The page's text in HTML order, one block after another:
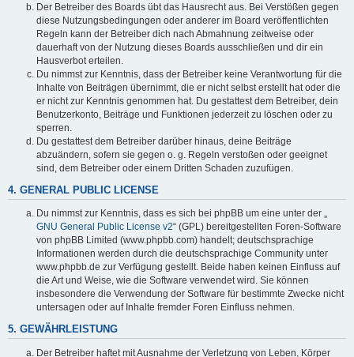
Der Betreiber des Boards übt das Hausrecht aus. Bei Verstößen gegen
diese Nutzungsbedingungen oder anderer im Board veröffentlichten
Regeln kann der Betreiber dich nach Abmahnung zeitweise oder
dauerhaft von der Nutzung dieses Boards ausschließen und dir ein
Hausverbot erteilen.
Du nimmst zur Kenntnis, dass der Betreiber keine Verantwortung für die
Inhalte von Beiträgen übernimmt, die er nicht selbst erstellt hat oder die
er nicht zur Kenntnis genommen hat. Du gestattest dem Betreiber, dein
Benutzerkonto, Beiträge und Funktionen jederzeit zu löschen oder zu
sperren.
Du gestattest dem Betreiber darüber hinaus, deine Beiträge
abzuändern, sofern sie gegen o. g. Regeln verstoßen oder geeignet
sind, dem Betreiber oder einem Dritten Schaden zuzufügen.
4. GENERAL PUBLIC LICENSE
Du nimmst zur Kenntnis, dass es sich bei phpBB um eine unter der „
GNU General Public License v2“ (GPL) bereitgestellten Foren-Software
von phpBB Limited (www.phpbb.com) handelt; deutschsprachige
Informationen werden durch die deutschsprachige Community unter
www.phpbb.de zur Verfügung gestellt. Beide haben keinen Einfluss auf
die Art und Weise, wie die Software verwendet wird. Sie können
insbesondere die Verwendung der Software für bestimmte Zwecke nicht
untersagen oder auf Inhalte fremder Foren Einfluss nehmen.
5. GEWÄHRLEISTUNG
Der Betreiber haftet mit Ausnahme der Verletzung von Leben, Körper